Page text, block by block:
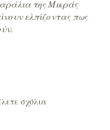
της Μικράς
ελπίζοντας πως
«Το παιδί και ο
Βόγδου
σχόλια